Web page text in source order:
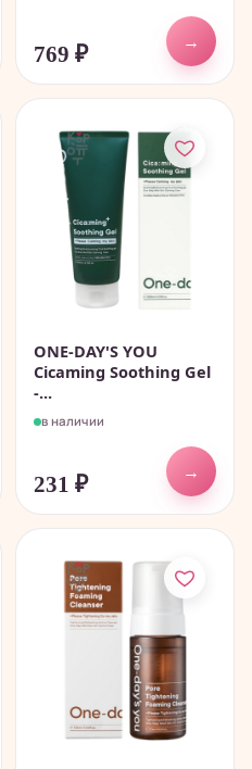
769 ₽
→
ONE-DAY'S YOU
Cicaming Soothing Gel
-...
в наличии
231 ₽
→